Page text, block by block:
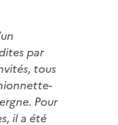
par
tous
Pour
il a été